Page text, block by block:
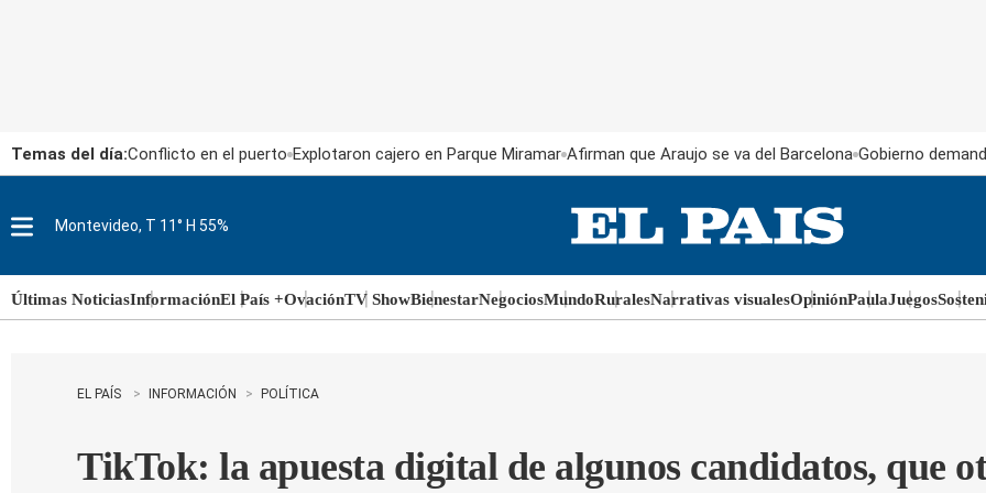
Temas del día:Conflicto en el puerto Explotaron cajero en Parque Miramar Afirman que Araujo se va del Barcelona Gobierno
u
Montevideo, T 11° H 55%
Últimas NoticiasInformaciónEl País +OvaciónTV ShowBienestarNegociosMundoRuralesNarrativas visualesOpiniónPaulaJuegos
EL PAÍS INFORMACIÓN POLÍTICA
TikTok: la apuesta digital de algunos candidatos, que